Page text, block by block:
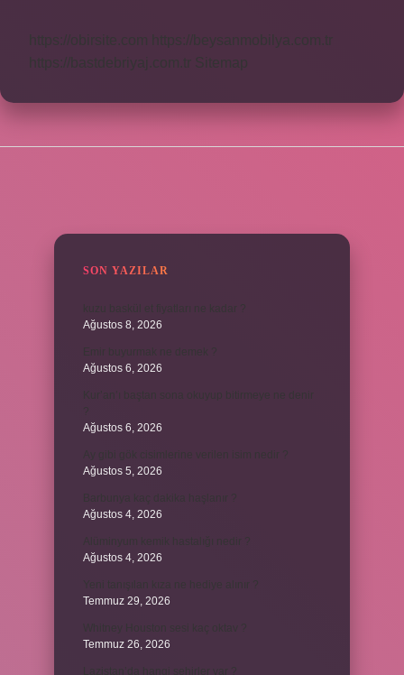
https://obirsite.com
https://beysanmobilya.com.tr
https://bastdebriyaj.com.tr Sitemap
SON YAZILAR
Ağustos 8, 2026
Ağustos 6, 2026
Ağustos 6, 2026
Ağustos 5, 2026
Ağustos 4, 2026
Ağustos 4, 2026
Temmuz 29, 2026
Temmuz 26, 2026